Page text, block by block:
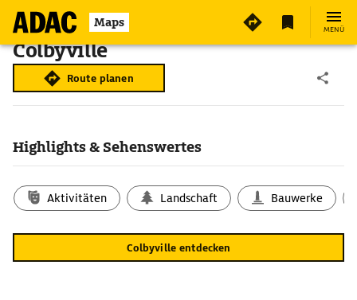
Maps MENÜ
Colbyville
Route planen
Highlights & Sehenswertes
Aktivitäten Landschaft Bauwerke
Colbyville entdecken